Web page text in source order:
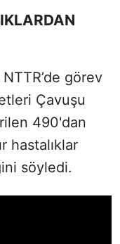
NTTR’de görev
Çavuşu
490'dan
hastalıklar
söyledi.